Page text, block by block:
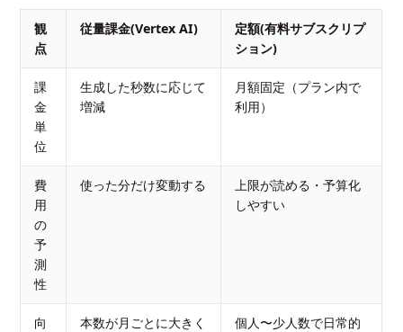
観
点
従量課金(Vertex AI)
定額(有料サブスクリプ
ション)
課
金
単
位
生成した秒数に応じて
増減
月額固定（プラン内で
利用）
費
用
の
予
測
性
使った分だけ変動する
上限が読める・予算化
しやすい
向
本数が月ごとに大きく
個人〜少人数で日常的